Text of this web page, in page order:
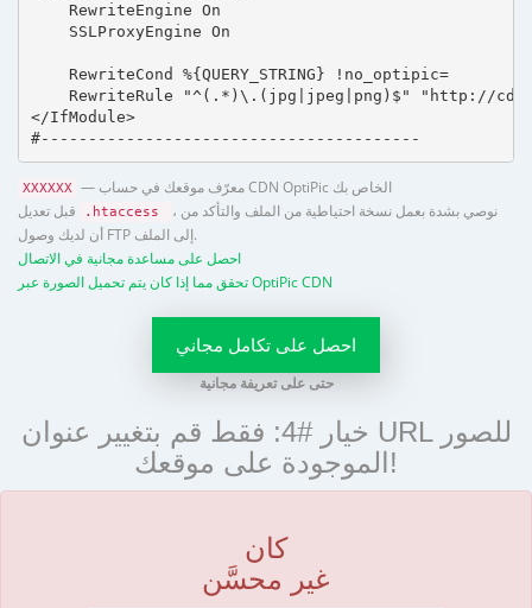
    RewriteEngine On
    SSLProxyEngine On
    RewriteCond %{QUERY_STRING} !no_optipic=
RewriteRule "^(.*)\.(jpg|jpeg|png)$" "http://
</IfModule>
#----------------------------------------
XXXXXX
— معرّف موقعك في حساب CDN OptiPic الخاص بك
.htaccess
، نوصي بشدة بعمل نسخة احتياطية من الملف والتأكد من
أن لديك وصول FTP إلى الملف.
احصل على مساعدة مجانية في الاتصال
تحقق مما إذا كان يتم تحميل الصورة عبر OptiPic CDN
احصل على تكامل مجاني
حتى على تعريفة مجانية
خيار #4: فقط قم بتغيير عنوان URL للصور
الموجودة على موقعك!
كان
غير محسَّن